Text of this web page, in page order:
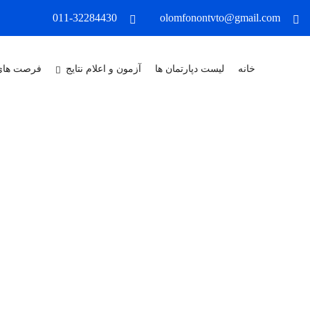
olomfonontvto@gmail.com
011-32284430
خانه لیست دپارتمان ها آزمون و اعلام نتایج فرصت